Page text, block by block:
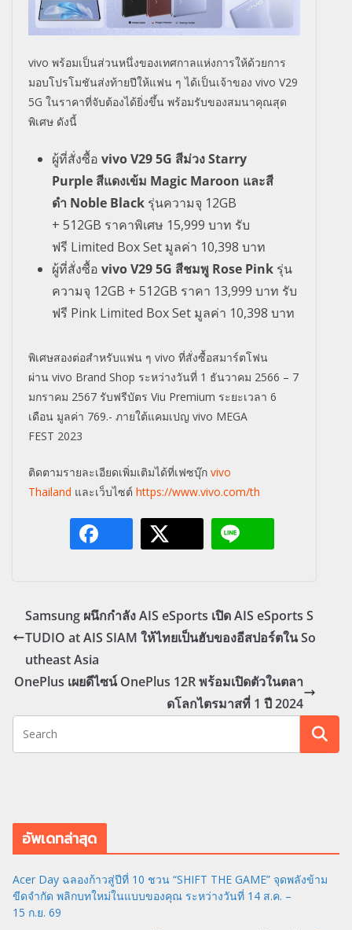
vivo พร้อมเป็นส่วนหนึ่งของเทศกาลแห่งการให้ด้วยการ
มอบโปรโมชันส่งท้ายปีให้แฟน ๆ ได้เป็นเจ้าของ vivo V29
5G ในราคาที่จับต้องได้ยิ่งขึ้น พร้อมรับของสมนาคุณสุด
พิเศษ ดังนี้
ผู้ที่สั่งซื้อ vivo V29 5G สีม่วงStarry
Purple สีแดงเข้ม Magic Maroon และสี
ดำ Noble Black รุ่นความจุ 12GB
+ 512GB ราคาพิเศษ 15,999 บาท รับ
ฟรี Limited Box Set มูลค่า 10,398 บาท
ผู้ที่สั่งซื้อ vivo V29 5G สีชมพู Rose Pink รุ่น
ความจุ 12GB + 512GB ราคา 13,999 บาท รับ
ฟรี Pink Limited Box Set มูลค่า 10,398 บาท
พิเศษสองต่อสำหรับแฟน ๆ vivo ที่สั่งซื้อสมาร์ตโฟน
ผ่าน vivo Brand Shop ระหว่างวันที่ 1 ธันวาคม 2566 – 7
มกราคม 2567 รับฟรีบัตร Viu Premium ระยะเวลา 6
เดือน มูลค่า 769.- ภายใต้แคมเปญ vivo MEGA
FEST 2023
ติดตามรายละเอียดเพิ่มเติมได้ที่เฟซบุ๊ก vivo
Thailand และเว็บไซต์ https://www.vivo.com/th
Samsung ผนึกกำลัง AIS eSports เปิด AIS eSports S
TUDIO at AIS SIAM ให้ไทยเป็นฮับของอีสปอร์ตใน So
utheast Asia
OnePlus เผยดีไซน์ OnePlus 12R พร้อมเปิดตัวในตลา
ดโลกไตรมาสที่ 1 ปี 2024
อัพเดทล่าสุด
Acer Day ฉลองก้าวสู่ปีที่ 10 ชวน “SHIFT THE GAME” จุดพลังข้าม
ขีดจำกัด พลิกบทใหม่ในแบบของคุณ ระหว่างวันที่ 14 ส.ค. –
15 ก.ย. 69